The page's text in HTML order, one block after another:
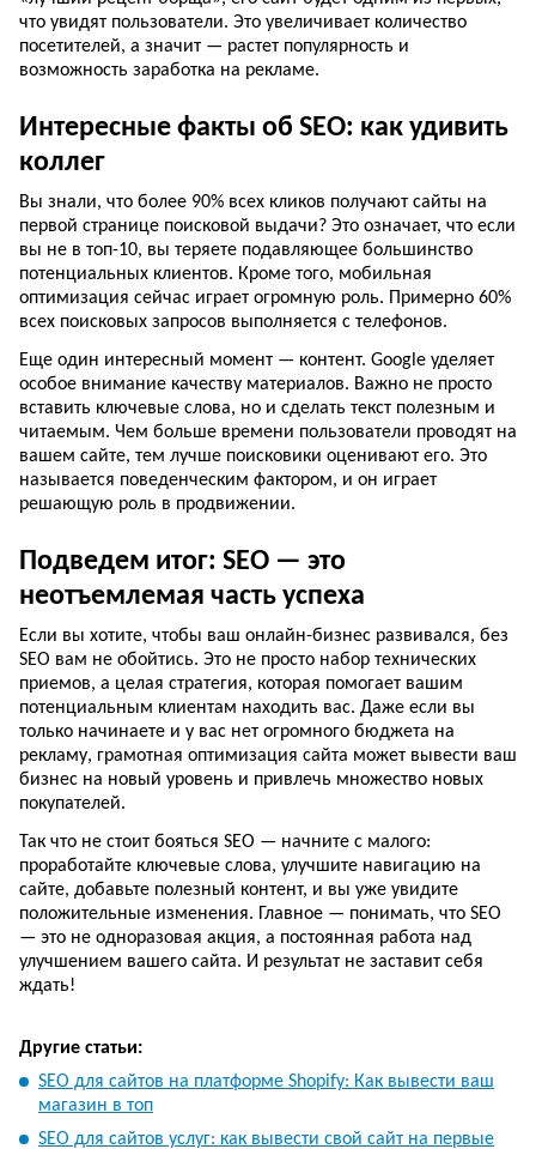
что увидят пользователи. Это увеличивает количество
посетителей, а значит — растет популярность и
возможность заработка на рекламе.
Интересные факты об SEO: как удивить
коллег
Вы знали, что более 90% всех кликов получают сайты на
первой странице поисковой выдачи? Это означает, что если
вы не в топ-10, вы теряете подавляющее большинство
потенциальных клиентов. Кроме того, мобильная
оптимизация сейчас играет огромную роль. Примерно 60%
всех поисковых запросов выполняется с телефонов.
Еще один интересный момент — контент. Google уделяет
особое внимание качеству материалов. Важно не просто
вставить ключевые слова, но и сделать текст полезным и
читаемым. Чем больше времени пользователи проводят на
вашем сайте, тем лучше поисковики оценивают его. Это
называется поведенческим фактором, и он играет
решающую роль в продвижении.
Подведем итог: SEO — это
неотъемлемая часть успеха
Если вы хотите, чтобы ваш онлайн-бизнес развивался, без
SEO вам не обойтись. Это не просто набор технических
приемов, а целая стратегия, которая помогает вашим
потенциальным клиентам находить вас. Даже если вы
только начинаете и у вас нет огромного бюджета на
рекламу, грамотная оптимизация сайта может вывести ваш
бизнес на новый уровень и привлечь множество новых
покупателей.
Так что не стоит бояться SEO — начните с малого:
проработайте ключевые слова, улучшите навигацию на
сайте, добавьте полезный контент, и вы уже увидите
положительные изменения. Главное — понимать, что SEO
— это не одноразовая акция, а постоянная работа над
улучшением вашего сайта. И результат не заставит себя
ждать!
Другие статьи:
SEO для сайтов на платформе Shopify: Как вывести ваш
магазин в топ
SEO для сайтов услуг: как вывести свой сайт на первые